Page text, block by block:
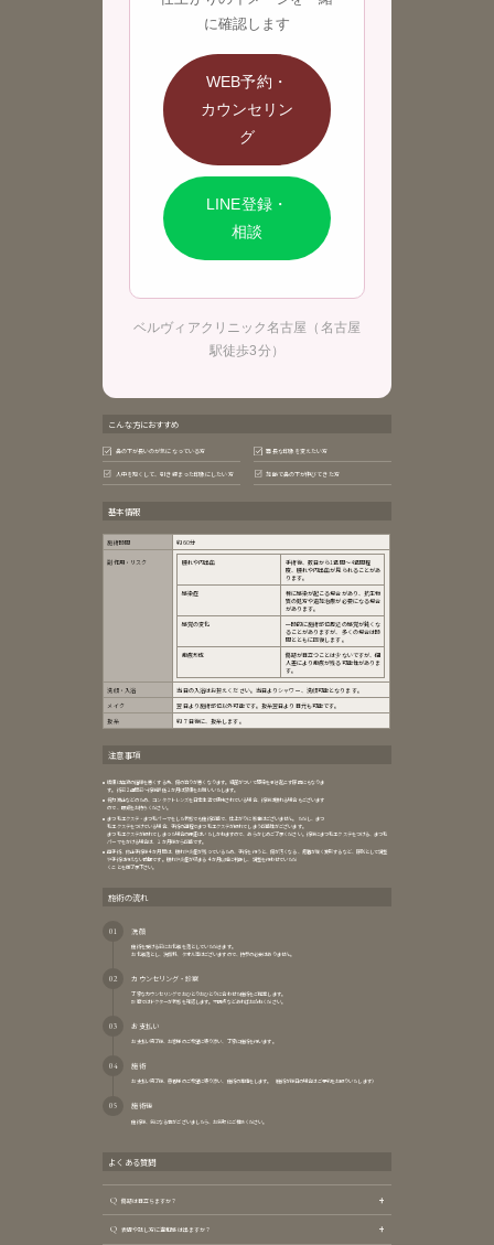
に確認します
WEB予約・
カウンセリン
グ
LINE登録・
相談
ベルヴィアクリニック名古屋（名古屋
駅徒歩3分）
こんな方におすすめ
鼻の下が長いのが気になっている方 面長な印象を変えたい方
人中を短くして、引き締まった印象にしたい方 加齢で鼻の下が伸びてきた方
基本情報
施術時間 約60分
副作用・リスク 腫れや内出血
手術後、数日から1週間〜4週間程
度、腫れや内出血が見られることがあ
ります。
感染症
稀に感染が起こる場合があり、抗生物
質の処方や追加治療が必要になる場合
があります。
感覚の変化
一時的に施術部位周辺の感覚が鈍くな
ることがありますが、多くの場合は時
間とともに回復します。
瘢痕形成
傷跡が目立つことは少ないですが、個
人差により瘢痕が残る可能性がありま
す。
洗顔・入浴
当日の入浴はお控えください。当日よりシャワー、洗顔可能となります。
メイク
翌日より施術部位以外可能です。抜糸翌日より目元も可能です。
抜糸
約７日後に、抜糸します。
注意事項
喫煙は血液の循環を悪くする為、傷の治りが悪くなります。細菌がついて感染を引き起こす原因にもなりま
す。術前２週間前～術後最低１か月は禁煙をお願いいたします。
視力矯正などのため、コンタクトレンズを日常生活で使用されている場合、術後は腫れる場合もございます
ので、眼鏡をお持ちください。
まつ毛エクステ・まつ毛パーマをした状態でも施術可能で、仕上がりに影響はございません。ただし、まつ
毛エクステをつけている場合、手術の過程でまつ毛エクステが取れてしまう可能性がございます。
まつ毛エクステが取れてしまった場合の保証はいたしかねますので、あらかじめご了承ください。術後にまつ毛エクステをつける、まつ毛
パーマをかける場合は、１か月後から可能です。
再手術、修正手術後４か月間は、腫れや炎症が残っているため、手術を行うと、傷が汚くなる、癒着が強く変形するなど、原則として調整
や手術は行えない時期です。腫れや炎症が収まる４か月以降に判断し、調整を行わせていただ
くことを御了承下さい。
施術の流れ
洗顔
施術を受ける前にお化粧を落としていただきます。
お化粧落とし、洗顔料、タオル等はございますので、持参の必要はありません。
カウンセリング・診察
丁寧なカウンセリングでおひとりおひとりに合わせた施術をご提案します。
診察ではドクターが状態を確認します。不明点などあればお訪ねください。
お支払い
お支払い完了後、お客様のご希望に寄り添い、丁寧に施術を行います。
施術
お支払い完了後、患者様のご希望に寄り添い、施術の準備をします。（施術が後日の場合はご予約をお取りいたします）
施術後
施術後、気になる事がございましたら、お気軽にご相談ください。
よくある質問
Q 傷跡は目立ちますか？
Q 表情や話し方に違和感は出ますか？